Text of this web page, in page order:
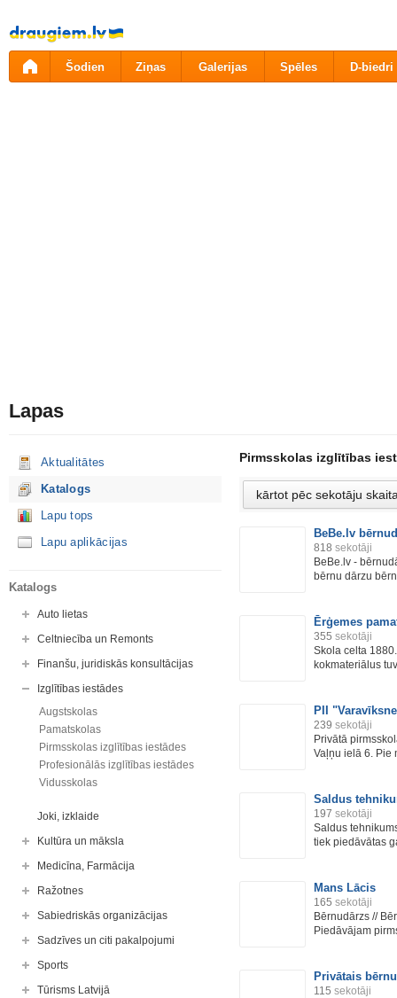
Pāriet
uz
saturu
Šodien Ziņas Galerijas Spēles D-biedri
Lapas
Aktualitātes
Katalogs
Lapu tops
Lapu aplikācijas
Katalogs
Auto lietas
Celtniecība un Remonts
Finanšu, juridiskās konsultācijas
Izglītības iestādes
Augstskolas
Pamatskolas
Pirmsskolas izglītības iestādes
Profesionālās izglītības iestādes
Vidusskolas
Joki, izklaide
Kultūra un māksla
Medicīna, Farmācija
Ražotnes
Sabiedriskās organizācijas
Sadzīves un citi pakalpojumi
Sports
Tūrisms Latvijā
Pirmsskolas izglītības
BeBe.lv
818 sekotāji
BeBe.lv -
bērnu dārzu
Ērģemes
355 sekotāji
Skola celta
kokmateriālus
PII
239 sekotāji
Privātā
Vaļņu ielā 6. Pie
Saldus
197 sekotāji
Saldus
tiek piedāvātas
Mans Lācis
165 sekotāji
Bērnudārzs //
Piedāvājam
Privātais
115 sekotāji